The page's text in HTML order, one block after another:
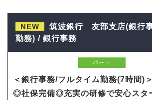
NEW
筑波銀行 友部支店(銀行
勤務) / 銀行事務
パート
＜銀行事務/フルタイム勤務(7時間)
◎社保完備◎充実の研修で安心スタ